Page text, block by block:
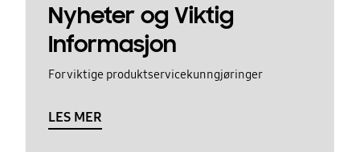
Nyheter og Viktig
Informasjon
For viktige produktservicekunngjøringer
LES MER